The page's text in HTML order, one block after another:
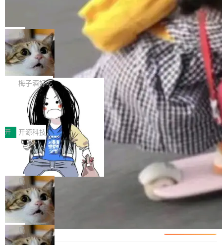
个独立于业务线程的全局通信引擎（Engine），
Coding 从个人辅助工具逐步走向团队级、组织
级应用，企业在规模化落地过程中，对安全性、
可控性和代码质量提出了更高要求。 首先是数据
安全与合规要求。对于大多数普通研发场景，公
有云模型能够满足快速试用和效率提升的需求。
但对于金融、能源、医疗等对数据安全要求较...
产品应用、支撑保障、专题等五大方向。深信服
AI算力网关（AI创新平台）成功入选！ 随着各行
各业的Agent走向规模化建设，算力构成形态逐
渐丰富，用户关注的重点也在发生变化：不只是
让AI用起来，还要进一步看清混合算力时代下，
Token花在哪里、算力是否被充分利用，以及持
续增长的AI成本该如何优化。 深信服AI算力网关
正是围绕这些实际问题，从Token治理和成本治
理两个方面，让用户的每一份算力都看得清、管
得住、用得稳、省得下、更安全！ 一、从现在开
始，Token使用一目...
Jeff Dean 离开 Google：一个时代的结
束，一个实验室的开始
Google 员工编号 20。MapReduce 作者之一。
Bigtable 作者之一。TensorFlow 的作者之一。
Gemini 的架构师。Google 首席科学家。 Jeff D
ean 在 Google 工作了 27 年后，宣布离职。 他
不是一个人走。一同离开的还有 Sanjay Ghema
wat（Google 员工编号 23，Jeff Dean 二十多
年的编程搭档，MapReduce 和 Bigtable 的共同
作者）、Quoc Le（Google 大脑核心成员，Se
q2Seq 和 DocAI 的共同发明人）以及 Oriol Vin
yals（Gemini 联合负责人，AlphaSta...
局
🔥 SolonCode v2026.8.4 发布：界面
字体可调、22 种语言、记忆搜索增强
打开终端就能上岗的全中文编码智能体，这一轮
把「看得清、用母语、记得住」三件事一次补
齐。 SolonCode 是什么 SolonCode 是杭州无
耳科技研发的企业级终端编码智能体——一位全
中文驱动的数字员工，自主理解需求、规划步
骤、编写代码。不挑模型、不挑平台，curl 一行
装完即用。 开源地址：Gitee · GitCode · GitHu
b 安装 支持 Java 8+（8~26）、macOS / Linu
x / Windows / Harmony PC。 # macOS / Linu
x / Harmony PC curl -fsSL https://solon.noea
r.org/solon...
梅子酒好吃
让“代码语义理解”深度释放AI Coding
价值潜能：华为云码道（CodeArts）
代码仓技术解析
一、代码仓深度理解技术的作用与价值 在软件工
程实践中，代码仓是企业核心知识资产的主要载
体。企业级代码仓库通常包含数十万乃至数百万
个文件，其规模远超单次模型调用可承载的上下
文窗口。随着项目规模的持续扩张与代码历史的
不断累积，代码仓中的模块关系、接口契约、业
务逻辑等关键信息往往分散于数十乃至数百个文
件之中，形成高度复杂的知识关联网络。传统的
代码检索手段（如关键词匹配、目录遍历）仅能
在语法层面完成文本定位，难以触及代码的语义
内涵与结构关联，导致开发者使用代码智能体在
开 开源科技
一条“删库”命令跑 17 小时，算法工程
师删光 89TB 数据只为干私活
最高人民检察院8月4日公布了一起案件：北京一
名90后算法工程师王某，为了给自己接的私活腾
服务器空间，删光了公司AI游戏部门的全部核心
数据。 王某2024年1月入职东城区某科技公司AI
短剧部门，有互联网大厂背景。在公司内部架构
调整期间，部门三次通知全员将数据从A集群迁
移到B集群，王某都回复了"收到"。 他没有迁移
局
Cloudflare 分享推理优化实践：KV ca
che 量化 + 权重压缩，吞吐量提升 4
1%，成本降 30%
Kimi 和 GLM 是当前最强的大模型系列之一，但
它们有一个共同的问题：太吃显存了。月之暗面
的 Kimi K 系列和智谱的 GLM 都是长上下文、M
局